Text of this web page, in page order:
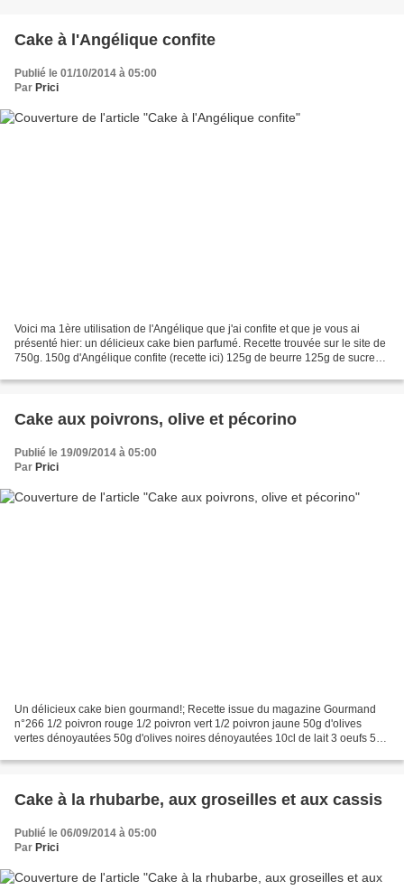
Cake à l'Angélique confite
Publié le 01/10/2014 à 05:00
Par Prici
Voici ma 1ère utilisation de l'Angélique que j'ai confite et que je vous ai
présenté hier: un délicieux cake bien parfumé. Recette trouvée sur le site de
750g. 150g d'Angélique confite (recette ici) 125g de beurre 125g de sucre
Cake aux poivrons, olive et pécorino
Publié le 19/09/2014 à 05:00
Par Prici
Un délicieux cake bien gourmand!; Recette issue du magazine Gourmand
n°266 1/2 poivron rouge 1/2 poivron vert 1/2 poivron jaune 50g d'olives
vertes dénoyautées 50g d'olives noires dénoyautées 10cl de lait 3 oeufs 50g
Cake à la rhubarbe, aux groseilles et aux cassis
Publié le 06/09/2014 à 05:00
Par Prici